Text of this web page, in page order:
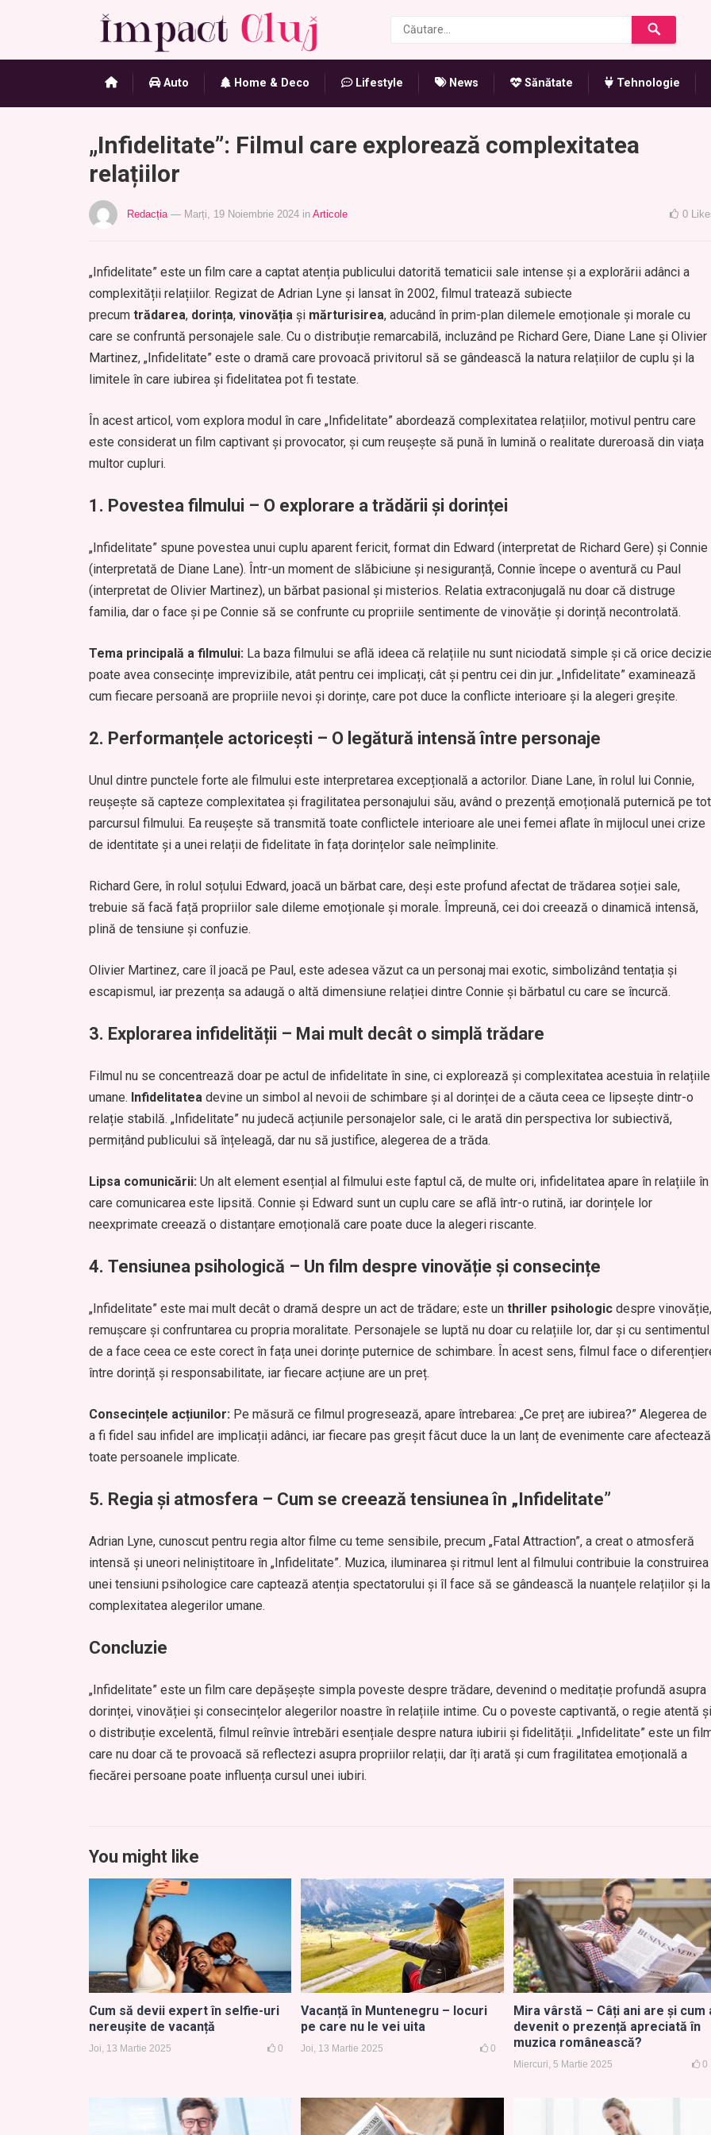
Auto Home & Deco Lifestyle News Sănătate Tehnologie
„Infidelitate”: Filmul care explorează complexitatea
relațiilor
Redacția — Marți, 19 Noiembrie 2024 in Articole 0
„Infidelitate” este un film care a captat atenția publicului datorită tematicii sale intense și a explorării adânci a
complexității relațiilor. Regizat de Adrian Lyne și lansat în 2002, filmul tratează subiecte
precum trădarea, dorința, vinovăția și mărturisirea, aducând în prim-plan dilemele emoționale și morale cu
care se confruntă personajele sale. Cu o distribuție remarcabilă, incluzând pe Richard Gere, Diane Lane și Olivier
Martinez, „Infidelitate” este o dramă care provoacă privitorul să se gândească la natura relațiilor de cuplu și la
limitele în care iubirea și fidelitatea pot fi testate.
În acest articol, vom explora modul în care „Infidelitate” abordează complexitatea relațiilor, motivul pentru care
este considerat un film captivant și provocator, și cum reușește să pună în lumină o realitate dureroasă din viața
multor cupluri.
1. Povestea filmului – O explorare a trădării și dorinței
„Infidelitate” spune povestea unui cuplu aparent fericit, format din Edward (interpretat de Richard Gere) și Connie
(interpretată de Diane Lane). Într-un moment de slăbiciune și nesiguranță, Connie începe o aventură cu Paul
(interpretat de Olivier Martinez), un bărbat pasional și misterios. Relatia extraconjugală nu doar că distruge
familia, dar o face și pe Connie să se confrunte cu propriile sentimente de vinovăție și dorință necontrolată.
Tema principală a filmului: La baza filmului se află ideea că relațiile nu sunt niciodată simple și că orice
poate avea consecințe imprevizibile, atât pentru cei implicați, cât și pentru cei din jur. „Infidelitate” examinează
cum fiecare persoană are propriile nevoi și dorințe, care pot duce la conflicte interioare și la alegeri greșite.
2. Performanțele actoricești – O legătură intensă între personaje
Unul dintre punctele forte ale filmului este interpretarea excepțională a actorilor. Diane Lane, în rolul lui Connie,
reușește să capteze complexitatea și fragilitatea personajului său, având o prezență emoțională puternică pe tot
parcursul filmului. Ea reușește să transmită toate conflictele interioare ale unei femei aflate în mijlocul unei crize
de identitate și a unei relații de fidelitate în fața dorințelor sale neîmplinite.
Richard Gere, în rolul soțului Edward, joacă un bărbat care, deși este profund afectat de trădarea soției sale,
trebuie să facă față propriilor sale dileme emoționale și morale. Împreună, cei doi creează o dinamică intensă,
plină de tensiune și confuzie.
Olivier Martinez, care îl joacă pe Paul, este adesea văzut ca un personaj mai exotic, simbolizând tentația și
escapismul, iar prezența sa adaugă o altă dimensiune relației dintre Connie și bărbatul cu care se încurcă.
3. Explorarea infidelității – Mai mult decât o simplă trădare
Filmul nu se concentrează doar pe actul de infidelitate în sine, ci explorează și complexitatea acestuia în relațiile
umane. Infidelitatea devine un simbol al nevoii de schimbare și al dorinței de a căuta ceea ce lipsește dintr-o
relație stabilă. „Infidelitate” nu judecă acțiunile personajelor sale, ci le arată din perspectiva lor subiectivă,
permițând publicului să înțeleagă, dar nu să justifice, alegerea de a trăda.
Lipsa comunicării: Un alt element esențial al filmului este faptul că, de multe ori, infidelitatea apare în relațiile în
care comunicarea este lipsită. Connie și Edward sunt un cuplu care se află într-o rutină, iar dorințele lor
neexprimate creează o distanțare emoțională care poate duce la alegeri riscante.
4. Tensiunea psihologică – Un film despre vinovăție și consecințe
„Infidelitate” este mai mult decât o dramă despre un act de trădare; este un thriller psihologic despre vinovăție,
remușcare și confruntarea cu propria moralitate. Personajele se luptă nu doar cu relațiile lor, dar și cu sentimentul
de a face ceea ce este corect în fața unei dorințe puternice de schimbare. În acest sens, filmul face o
între dorință și responsabilitate, iar fiecare acțiune are un preț.
Consecințele acțiunilor: Pe măsură ce filmul progresează, apare întrebarea: „Ce preț are iubirea?” Alegerea de
a fi fidel sau infidel are implicații adânci, iar fiecare pas greșit făcut duce la un lanț de evenimente care afectează
toate persoanele implicate.
5. Regia și atmosfera – Cum se creează tensiunea în „Infidelitate”
Adrian Lyne, cunoscut pentru regia altor filme cu teme sensibile, precum „Fatal Attraction”, a creat o atmosferă
intensă și uneori neliniștitoare în „Infidelitate”. Muzica, iluminarea și ritmul lent al filmului contribuie la construirea
unei tensiuni psihologice care captează atenția spectatorului și îl face să se gândească la nuanțele relațiilor și la
complexitatea alegerilor umane.
Concluzie
„Infidelitate” este un film care depășește simpla poveste despre trădare, devenind o meditație profundă asupra
dorinței, vinovăției și consecințelor alegerilor noastre în relațiile intime. Cu o poveste captivantă, o regie atentă și
o distribuție excelentă, filmul reînvie întrebări esențiale despre natura iubirii și fidelității. „Infidelitate” este un
care nu doar că te provoacă să reflectezi asupra propriilor relații, dar îți arată și cum fragilitatea emoțională a
fiecărei persoane poate influența cursul unei iubiri.
You might like
Cum să devii expert în selfie-uri
nereușite de vacanță
Joi, 13 Martie 2025 0
Vacanță în Muntenegru – locuri
pe care nu le vei uita
Joi, 13 Martie 2025 0
Mira vârstă – Câți ani are și cum
devenit o prezență apreciată în
muzica românească?
Miercuri, 5 Martie 2025 0